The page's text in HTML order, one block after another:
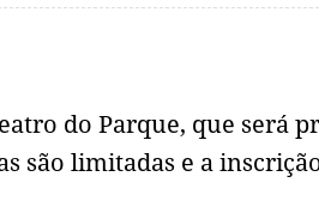
do Parque, que será
são limitadas e a